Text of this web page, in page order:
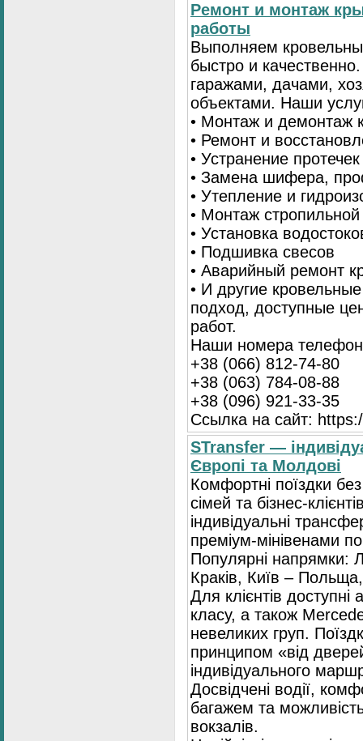
Ремонт и монтаж
работы
Выполняем
быстро и
гаражами, дачами,
объектами. Наши
• Монтаж и демонтаж
• Ремонт и
• Устранение протечек
• Замена шифера,
• Утепление и
• Монтаж
• Установка
• Подшивка свесов
• Аварийный ремонт
• И другие
подход, доступные
работ.
Наши номера
+38 (066) 812-74-80
+38 (063) 784-08-88
+38 (096) 921-33-35
Ссылка на сайт:
STransfer —
Європі та Молдові
Комфортні поїздки
сімей та бізнес-
індивідуальні
преміум-мінівенами
Популярні напрямки:
Краків, Київ –
Для клієнтів
класу, а також
невеликих груп.
принципом «від
індивідуального
Досвідчені водії,
багажем та
вокзалів.